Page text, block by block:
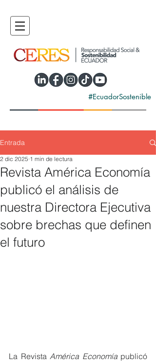
#EcuadorSostenible
Entrada
Revista América Economía
publicó el análisis de
nuestra Directora Ejecutiva
sobre brechas que definen
el futuro
2 dic 2025 1 min de lectura
La Revista América Economía publicó